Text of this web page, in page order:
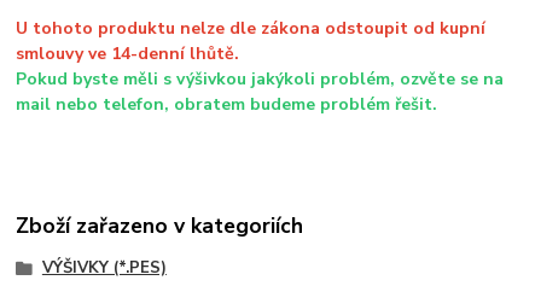
U tohoto produktu nelze dle zákona odstoupit od kupní
smlouvy ve 14-denní lhůtě.
Pokud byste měli s výšivkou jakýkoli problém, ozvěte se na
mail nebo telefon, obratem budeme problém řešit.
Zboží zařazeno v kategoriích
VÝŠIVKY (*.PES)